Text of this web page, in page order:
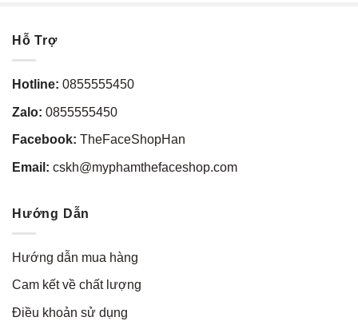
Hỗ Trợ
Hotline: 0855555450
Zalo: 0855555450
Facebook: TheFaceShopHan
Email: cskh@myphamthefaceshop.com
Hướng Dẫn
Hướng dẫn mua hàng
Cam kết về chất lượng
Điều khoản sử dụng